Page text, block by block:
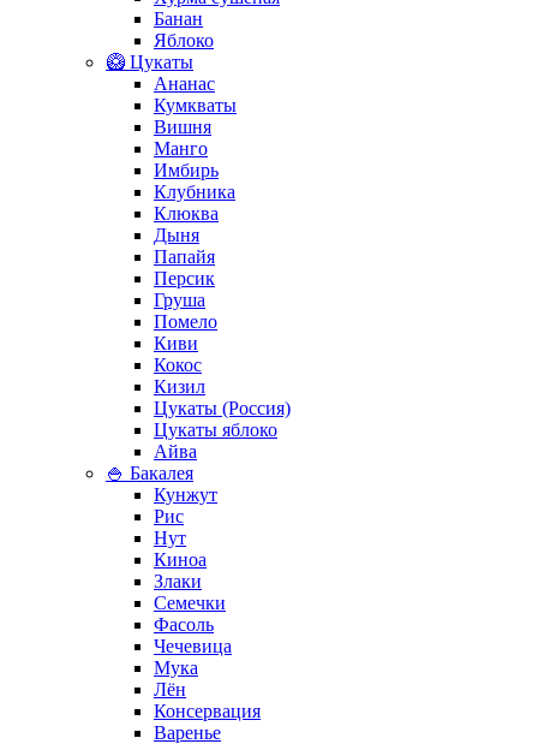
Банан
Яблоко
🥝 Цукаты
Ананас
Кумкваты
Вишня
Манго
Имбирь
Клубника
Клюква
Дыня
Папайя
Персик
Груша
Помело
Киви
Кокос
Кизил
Цукаты (Россия)
Цукаты яблоко
Айва
🍚 Бакалея
Кунжут
Рис
Нут
Киноа
Злаки
Семечки
Фасоль
Чечевица
Мука
Лён
Консервация
Варенье